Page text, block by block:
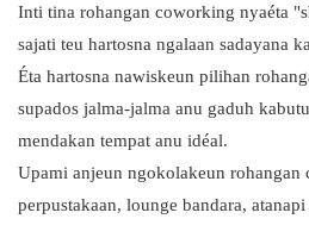
Inti tina rohangan coworking nyaéta
sajati teu hartosna ngalaan sadayana
Éta hartosna nawiskeun pilihan
supados jalma-jalma anu gaduh
mendakan tempat anu idéal.
Upami anjeun ngokolakeun rohangan
perpustakaan, lounge bandara,